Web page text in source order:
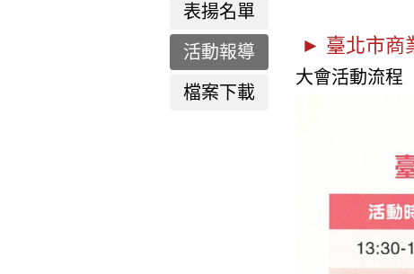
表揚名單
活動報導
檔案下載
► 臺北市商
大會活動流程